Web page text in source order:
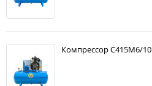
Компрессор С415М6/10